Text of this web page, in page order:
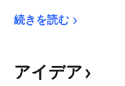
続きを読む
アイデア